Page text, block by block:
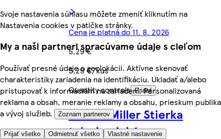
Svoje nastavenia súhlasu môžete zmeniť kliknutím na
Nastavenia cookies v pätičke stránky.
My a naši partneri spracúvame údaje s cieľom
Používať presné údaje o geolokácii. Aktívne skenovať
charakteristiky zariadenia na identifikáciu. Ukladať a/alebo
pristupovať k informáciám na zariadení. Personalizovaná
reklama a obsah, meranie reklamy a obsahu, prieskum publika
a vývoj služieb.
Zoznam partnerov
Prijať všetko Odmietnuť všetko Vlastné nastavenie
Cena je platná do 11. 8. 2026
5,29 €
5,29 €/kus
Quantity controls Pridať
Astone Miller Stierka
teleskopická